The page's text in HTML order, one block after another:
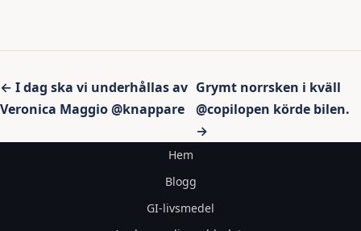
Inläggsnavigering
← I dag ska vi underhållas av
Veronica Maggio @knappare
Grymt norrsken i kväll
@copilopen körde bilen.
→
Hem
Blogg
GI-livsmedel